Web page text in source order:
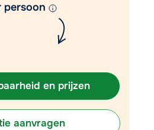
46 49
persoon
en prijzen
aanvragen